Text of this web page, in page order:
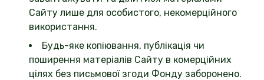
Сайту лише для особистого, некомерційного
використання.
Будь-яке копіювання, публікація чи
поширення матеріалів Сайту в комерційних
цілях без письмової згоди Фонду заборонено.